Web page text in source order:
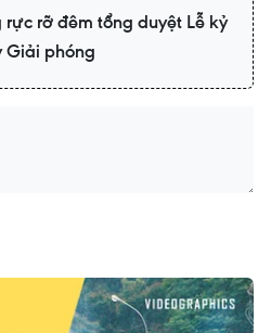
rực rỡ đêm tổng duyệt Lễ kỷ
Giải phóng